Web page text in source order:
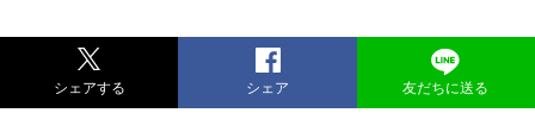
シェアする シェア 友だちに送る